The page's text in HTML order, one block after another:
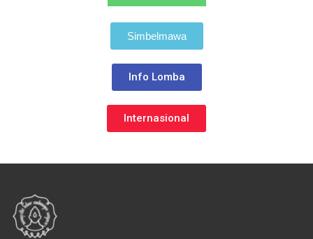
Simbelmawa
Info Lomba
Internasional